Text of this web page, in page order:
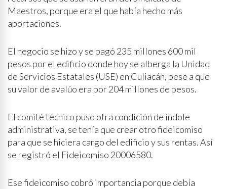
Maestros, porque era el que había hecho más
aportaciones.
El negocio se hizo y se pagó 235 millones 600 mil
pesos por el edificio donde hoy se alberga la Unidad
de Servicios Estatales (USE) en Culiacán, pese a que
su valor de avalúo era por 204 millones de pesos.
El comité técnico puso otra condición de índole
administrativa, se tenía que crear otro fideicomiso
para que se hiciera cargo del edificio y sus rentas. Así
se registró el Fideicomiso 20006580.
Ese fideicomiso cobró importancia porque debía